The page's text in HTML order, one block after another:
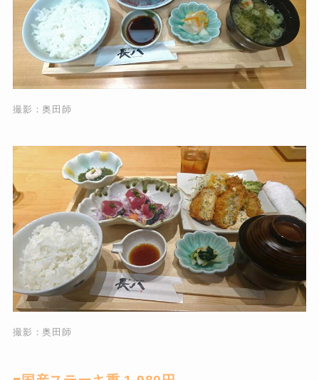
撮影：奥田師
撮影：奥田師